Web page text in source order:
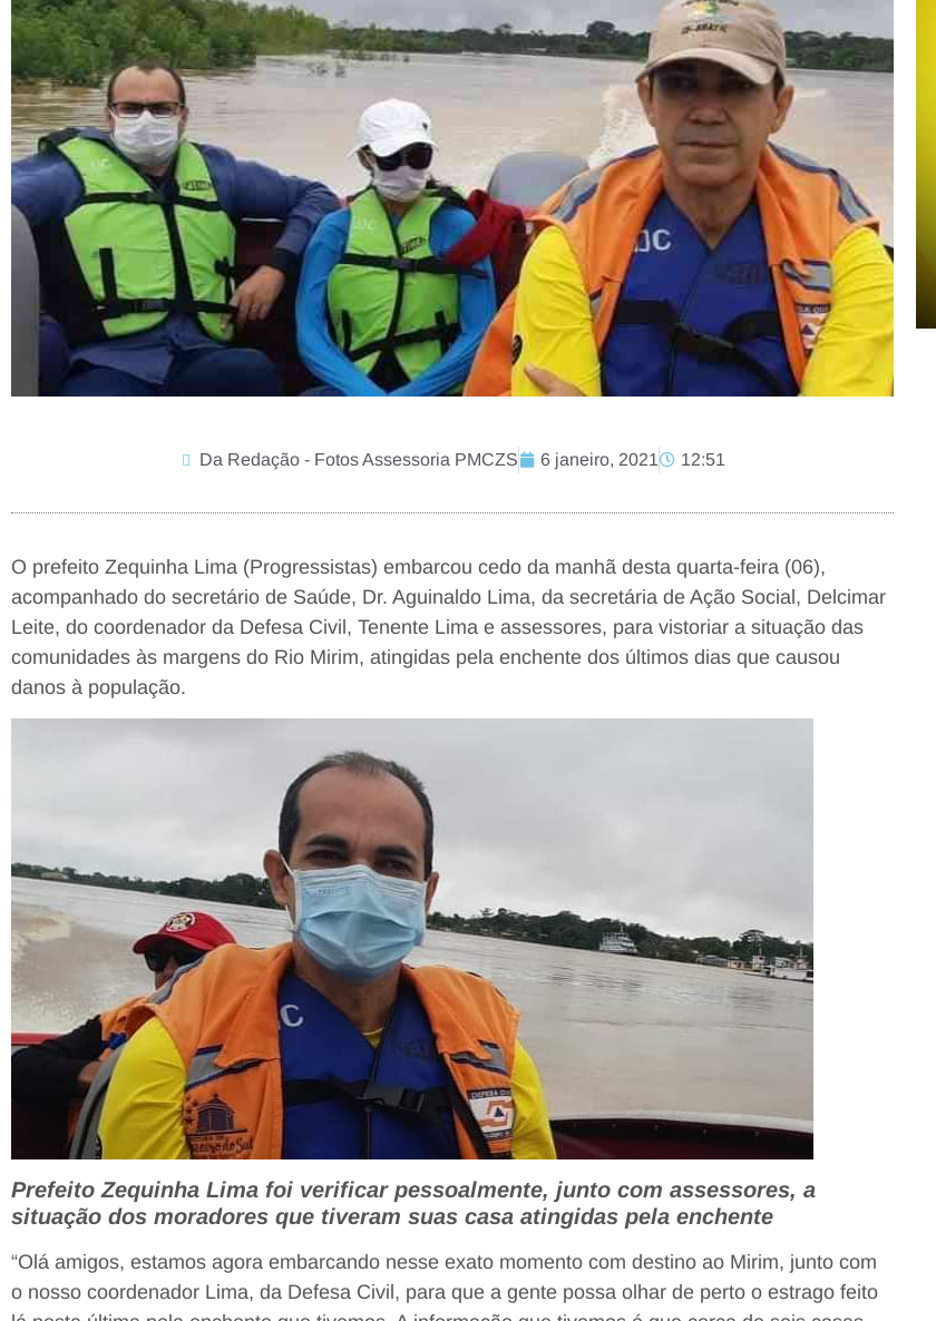
Da Redação - Fotos Assessoria PMCZS 6 janeiro, 2021 12:51
O prefeito Zequinha Lima (Progressistas) embarcou cedo da manhã desta quarta-feira (06),
acompanhado do secretário de Saúde, Dr. Aguinaldo Lima, da secretária de Ação Social, Delcimar
Leite, do coordenador da Defesa Civil, Tenente Lima e assessores, para vistoriar a situação das
comunidades às margens do Rio Mirim, atingidas pela enchente dos últimos dias que causou
danos à população.
Prefeito Zequinha Lima foi verificar pessoalmente, junto com assessores, a
situação dos moradores que tiveram suas casa atingidas pela enchente
“Olá amigos, estamos agora embarcando nesse exato momento com destino ao Mirim, junto com
o nosso coordenador Lima, da Defesa Civil, para que a gente possa olhar de perto o estrago feito